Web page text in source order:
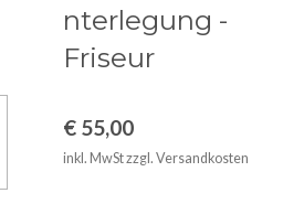
nterlegung -
Friseur
€ 55,00
inkl. MwSt zzgl. Versandkosten